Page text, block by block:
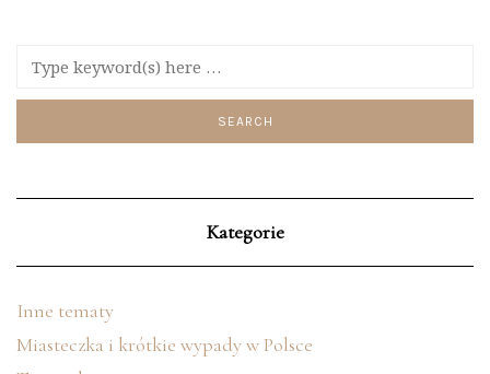
Kategorie
Inne tematy
Miasteczka i krótkie wypady w Polsce